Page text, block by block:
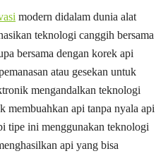
modern didalam dunia alat
teknologi canggih bersama
bersama dengan korek api
atau gesekan untuk
mengandalkan teknologi
membuahkan api tanpa nyala api
tipe ini menggunakan teknologi
api yang bisa